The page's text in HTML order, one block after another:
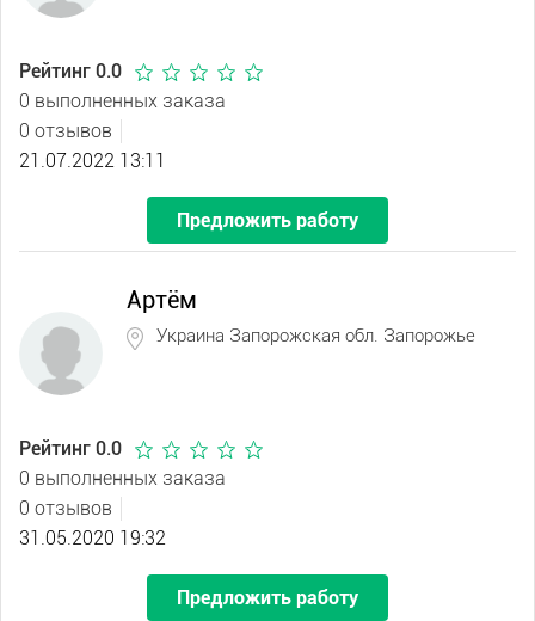
Рейтинг 0.0
0 выполненных заказа
0 отзывов
21.07.2022 13:11
Предложить работу
Артём
Украина Запорожская обл. Запорожье
Рейтинг 0.0
0 выполненных заказа
0 отзывов
31.05.2020 19:32
Предложить работу